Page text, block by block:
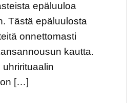
epäluuloa
Tästä epäluulosta
onnettomasti
kautta.
on […]